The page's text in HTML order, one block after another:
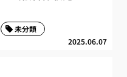
2025.06.07
未分類